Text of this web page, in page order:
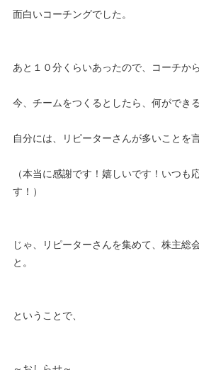
面白いコーチングでした。
あと１０分くらいあったので、コーチか
今、チームをつくるとしたら、何ができ
自分には、リピーターさんが多いことを
（本当に感謝です！嬉しいです！いつも
す！）
じゃ、リピーターさんを集めて、株主総
と。
ということで、